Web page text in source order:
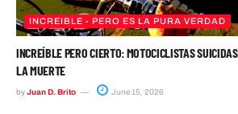
INCREIBLE - PERO ES LA PURA VERDAD
INCREÍBLE PERO CIERTO: MOTOCICLISTAS
LA MUERTE
byJuan D. Brito June 15, 2026